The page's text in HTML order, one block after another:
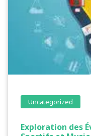
Uncategorized
Exploration des